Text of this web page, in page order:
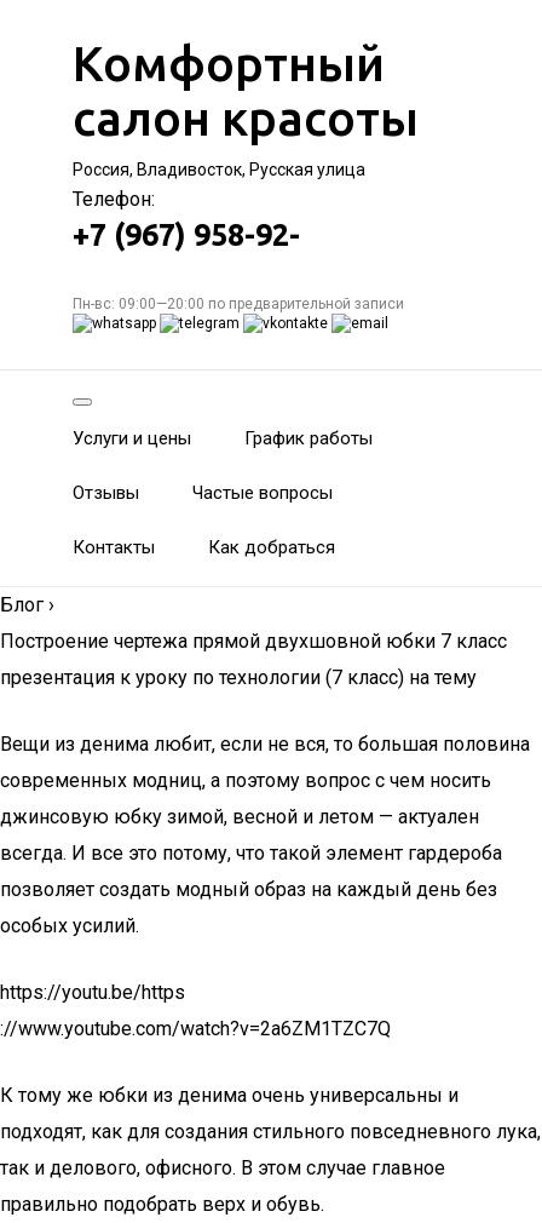
Комфортный
салон красоты
Россия, Владивосток, Русская улица
Телефон:
+7 (967) 958-92-
Пн-вс: 09:00—20:00 по предварительной записи
Услуги и цены График работы
Отзывы Частые вопросы
Контакты Как добраться
Блог ›
Построение чертежа прямой двухшовной юбки 7 класс
презентация к уроку по технологии (7 класс) на тему
Вещи из денима любит, если не вся, то большая половина
современных модниц, а поэтому вопрос с чем носить
джинсовую юбку зимой, весной и летом — актуален
всегда. И все это потому, что такой элемент гардероба
позволяет создать модный образ на каждый день без
особых усилий.
https://youtu.be/https
://www.youtube.com/watch?v=2a6ZM1TZC7Q
К тому же юбки из денима очень универсальны и
подходят, как для создания стильного повседневного лука,
так и делового, офисного. В этом случае главное
правильно подобрать верх и обувь.